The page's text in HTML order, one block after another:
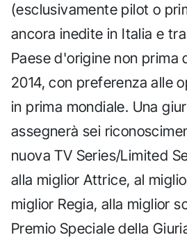
(esclusivamente pilot o
ancora inedite in Italia e
Paese d'origine non prima
2014, con preferenza alle
in prima mondiale. Una
assegnerà sei
nuova TV Series/Limited
alla miglior Attrice, al
miglior Regia, alla miglior
Premio Speciale della